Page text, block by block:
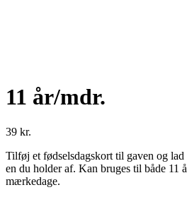
11 år/mdr.
39 kr.
Tilføj et fødselsdagskort til gaven og
en du holder af. Kan bruges til både 11
mærkedage.